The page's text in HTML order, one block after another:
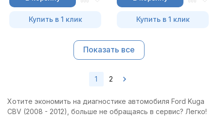
Купить в 1 клик Купить в 1 клик
Показать все
1 2
Хотите экономить на диагностике автомобиля Ford Kuga
CBV (2008 - 2012), больше не обращаясь в сервис? Легко!